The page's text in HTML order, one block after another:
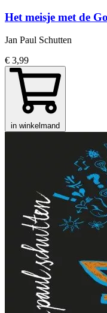
Het meisje met de
Jan Paul Schutten
€ 3,99
in winkelmand